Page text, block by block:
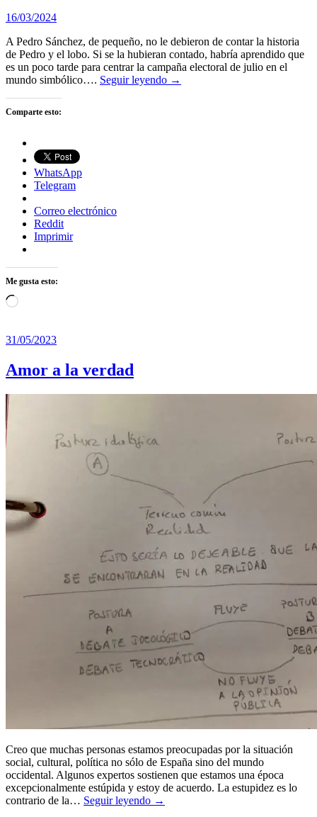
16/03/2024
A Pedro Sánchez, de pequeño, no le debieron de contar la historia
de Pedro y el lobo. Si se la hubieran contado, habría aprendido que
es un poco tarde para centrar la campaña electoral de julio en el
mundo simbólico…. Seguir leyendo →
Comparte esto:
WhatsApp
Telegram
Correo electrónico
Reddit
Imprimir
Me gusta esto:
Cargando...
31/05/2023
Amor a la verdad
Creo que muchas personas estamos preocupadas por la situación
social, cultural, política no sólo de España sino del mundo
occidental. Algunos expertos sostienen que estamos una época
excepcionalmente estúpida y estoy de acuerdo. La estupidez es lo
contrario de la… Seguir leyendo →